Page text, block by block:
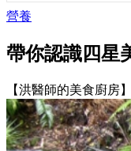
營養
帶你認識四星
【洪醫師的美食廚房】